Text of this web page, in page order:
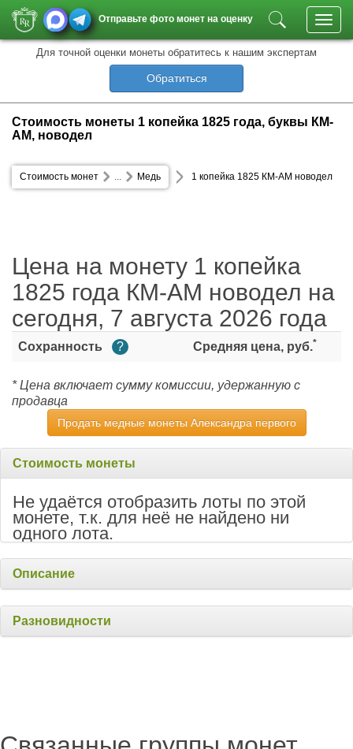
Отправьте фото монет на оценку
Для точной оценки монеты обратитесь к нашим экспертам
Обратиться
Стоимость монеты 1 копейка 1825 года, буквы КМ-
АМ, новодел
Стоимость монет Медь
... 1 копейка 1825 КМ-АМ новодел
Цена на монету 1 копейка
1825 года КМ-АМ новодел на
сегодня, 7 августа 2026 года
Сохранность ? Средняя цена, руб.*
* Цена включает сумму комиссии, удержанную с
продавца
Продать медные монеты Александра первого
Стоимость монеты
Не удаётся отобразить лоты по этой
монете, т.к. для неё не найдено ни
одного лота.
Описание
Разновидности